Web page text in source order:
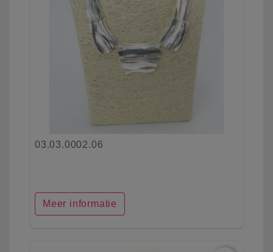
03.03.0002.06
Meer informatie